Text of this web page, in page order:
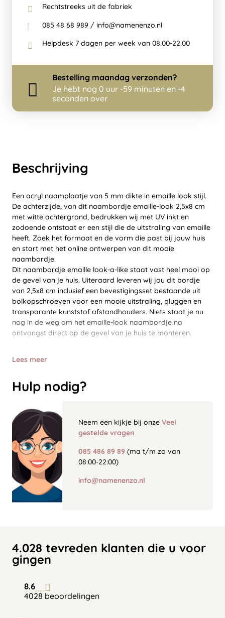
Beschrijving
Een acryl naamplaatje van 5 mm dikte in emaille look stijl.
De achterzijde, van dit naambordje emaille-look 2,5x8 cm
met witte achtergrond, bedrukken wij met UV inkt en
zodoende ontstaat er een stijl die de uitstraling van emaille
heeft. Zoek het formaat en de vorm die past bij jouw huis
en start met het online ontwerpen van dit mooie
naambordje.
Dit naambordje emaille look-a-like staat vast heel mooi op
de gevel van je huis. Uiteraard leveren wij jou dit bordje
van 2,5x8 cm inclusief een bevestigingsset bestaande uit
bolkopschroeven voor een mooie uitstraling, pluggen en
transparante kunststof afstandhouders. Niets staat je nu
nog in de weg om het emaille-look naambordje na
ontvangst direct op de gevel van je huis te monteren.
Lees meer
Hulp nodig?
Neem een kijkje bij onze Veel
gestelde vragen
085 486 89 89 (ma t/m zo van
08:00-22:00)
info@namenenzo.nl
Rechtstreeks uit de fabriek
085 48 68 989 / info@namenenzo.nl
Helpdesk 7 dagen per week van 08.00-22.00
Bestelling maandag verzonden?
Je hebt nog 0 uur -59 minuten en -4
seconden over
4.028 tevreden klanten die u voor
gingen
8.6
4028 beoordelingen